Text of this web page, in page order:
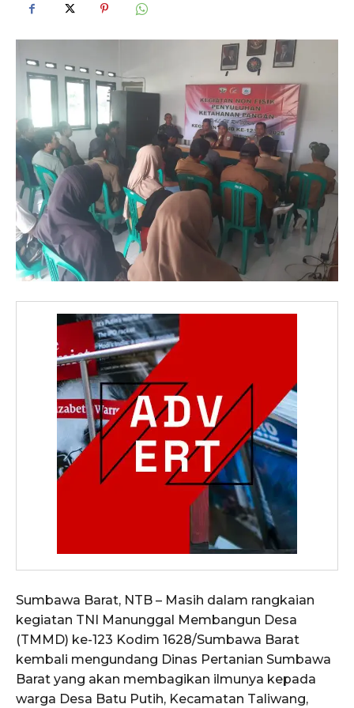
Sumbawa Barat, NTB – Masih dalam rangkaian
kegiatan TNI Manunggal Membangun Desa
(TMMD) ke-123 Kodim 1628/Sumbawa Barat
kembali mengundang Dinas Pertanian Sumbawa
Barat yang akan membagikan ilmunya kepada
warga Desa Batu Putih, Kecamatan Taliwang,